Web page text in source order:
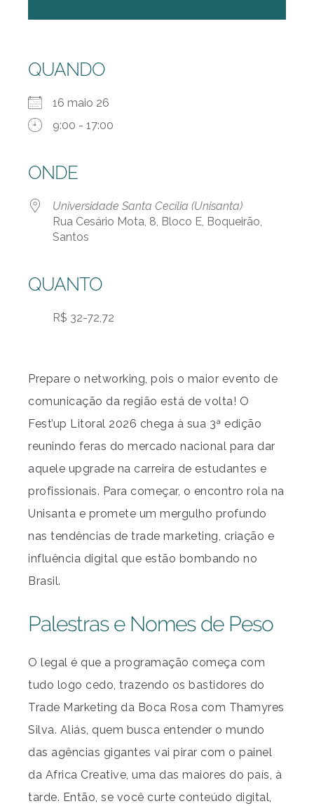
QUANDO
16 maio 26
9:00 - 17:00
ONDE
Universidade Santa Cecília (Unisanta)
Rua Cesário Mota, 8, Bloco E, Boqueirão,
Santos
QUANTO
R$ 32-72,72
Prepare o networking, pois o maior evento de
comunicação da região está de volta! O
Fest’up Litoral 2026 chega à sua 3ª edição
reunindo feras do mercado nacional para dar
aquele upgrade na carreira de estudantes e
profissionais. Para começar, o encontro rola na
Unisanta e promete um mergulho profundo
nas tendências de trade marketing, criação e
influência digital que estão bombando no
Brasil.
Palestras e Nomes de Peso
O legal é que a programação começa com
tudo logo cedo, trazendo os bastidores do
Trade Marketing da Boca Rosa com Thamyres
Silva. Aliás, quem busca entender o mundo
das agências gigantes vai pirar com o painel
da Africa Creative, uma das maiores do país, à
tarde. Então, se você curte conteúdo digital,